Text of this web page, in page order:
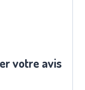
votre avis